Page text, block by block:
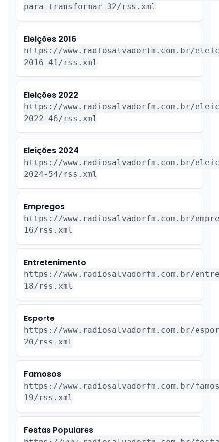
para-transformar-32/rss.xml
Eleições 2016
https://www.radiosalvadorfm.com.br/
2016-41/rss.xml
Eleições 2022
https://www.radiosalvadorfm.com.br/
2022-46/rss.xml
Eleições 2024
https://www.radiosalvadorfm.com.br/
2024-54/rss.xml
Empregos
https://www.radiosalvadorfm.com.br/
16/rss.xml
Entretenimento
https://www.radiosalvadorfm.com.br/
18/rss.xml
Esporte
https://www.radiosalvadorfm.com.br/
20/rss.xml
Famosos
https://www.radiosalvadorfm.com.br/
19/rss.xml
Festas Populares